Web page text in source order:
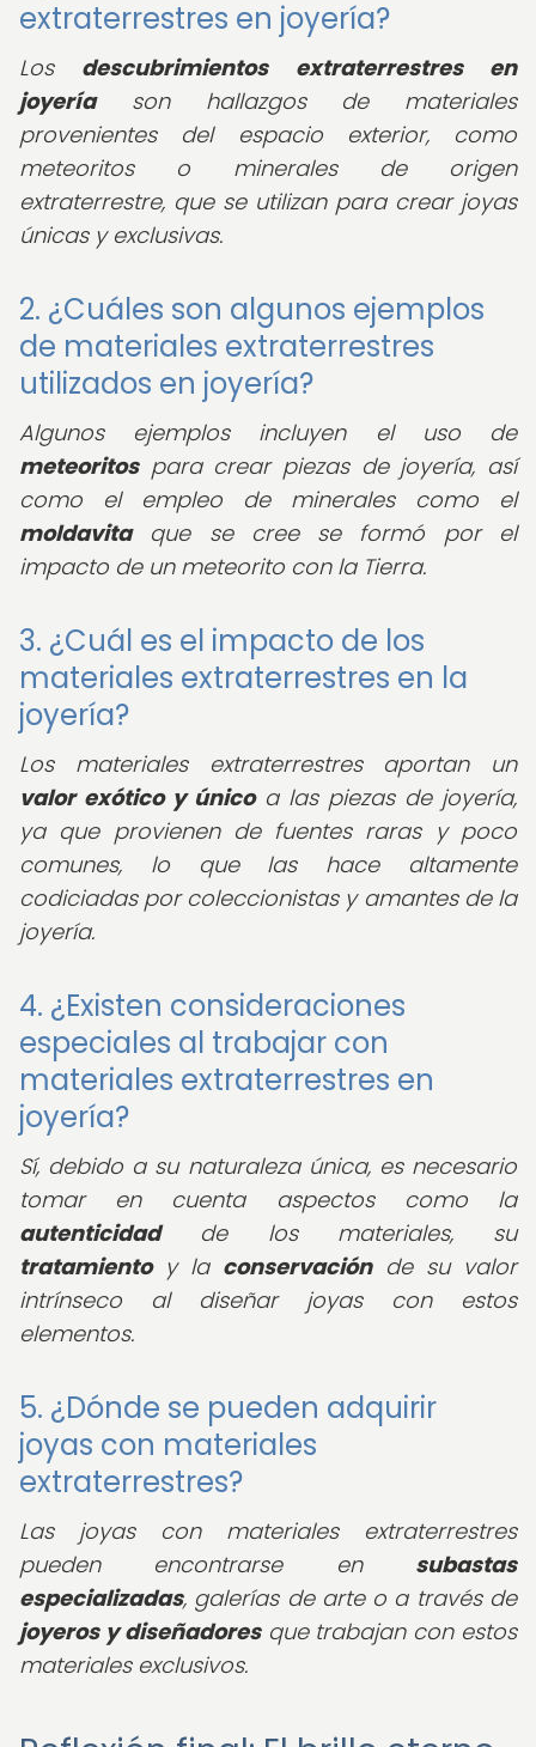
extraterrestres en joyería?
Los descubrimientos extraterrestres en
joyeríason hallazgos de materiales
provenientes del espacio exterior, como
meteoritos o minerales de origen
extraterrestre, que se utilizan para crear joyas
únicas y exclusivas.
2. ¿Cuáles son algunos ejemplos
de materiales extraterrestres
utilizados en joyería?
Algunos ejemplos incluyen el uso de
meteoritospara crear piezas de joyería, así
como el empleo de minerales como el
moldavitaque se cree se formó por el
impacto de un meteorito con la Tierra.
3. ¿Cuál es el impacto de los
materiales extraterrestres en la
joyería?
Los materiales extraterrestres aportan un
valor exótico y únicoa las piezas de joyería,
ya que provienen de fuentes raras y poco
comunes, lo que las hace altamente
codiciadas por coleccionistas y amantes de la
joyería.
4. ¿Existen consideraciones
especiales al trabajar con
materiales extraterrestres en
joyería?
Sí, debido a su naturaleza única, es necesario
tomar en cuenta aspectos como la
autenticidadde los materiales, su
tratamientoy la conservaciónde su valor
intrínseco al diseñar joyas con estos
elementos.
5. ¿Dónde se pueden adquirir
joyas con materiales
extraterrestres?
Las joyas con materiales extraterrestres
pueden encontrarse en subastas
especializadas, galerías de arte o a través de
joyeros y diseñadoresque trabajan con estos
materiales exclusivos.